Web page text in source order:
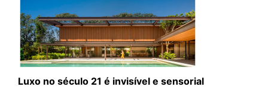
Luxo no século 21 é invisível e sensorial